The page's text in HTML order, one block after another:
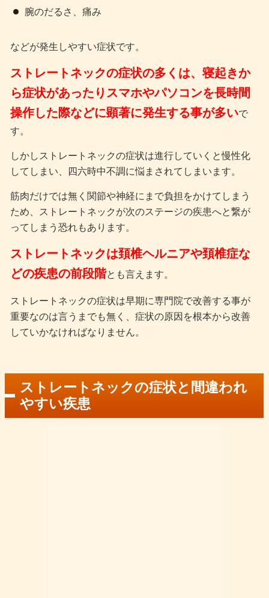
腕のだるさ、痛み
などが発生しやすい症状です。
ストレートネックの症状の多くは、寝起きか
ら症状があったりスマホやパソコンを長時間
操作した際などに顕著に発生する事が多いで
す。
しかしストレートネックの症状は進行していくと慢性化
してしまい、四六時中不調に悩まされてしまいます。
筋肉だけでは無く関節や神経にまで負担をかけてしまう
ため、
ストレートネックが次のステージの疾患へと繋が
ってしまう恐れもあります。
ストレートネックは頚椎ヘルニアや頚椎症な
どの疾患の前段階とも言えます。
ストレートネックの症状は早期に専門院で改善する事が
重要なのは言うまでも無く、症状の原因を根本から改善
していかなければなりません。
ストレートネックの症状と間違われ
やすい疾患